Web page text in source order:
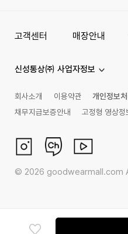
고객센터 매장안내
신성통상㈜ 사업자정보
회사소개 이용약관
개인정보
채무지급보증안내
고정형 영상정
© 2026 goodwearmall.com